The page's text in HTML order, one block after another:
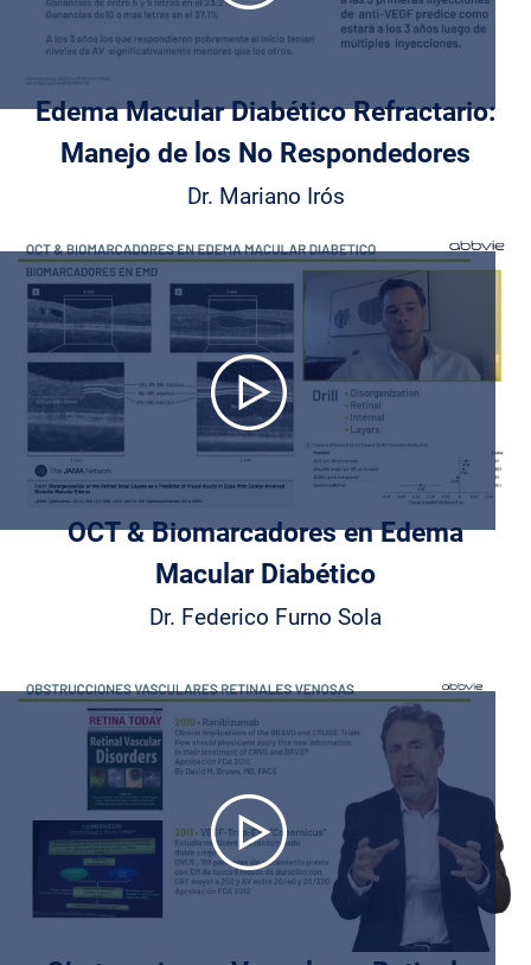
Video
Edema Macular Diabético Refractario:
Manejo de los No Respondedores
Dr. Mariano Irós
Play
Video
OCT & Biomarcadores en Edema
Macular Diabético
Dr. Federico Furno Sola
Play